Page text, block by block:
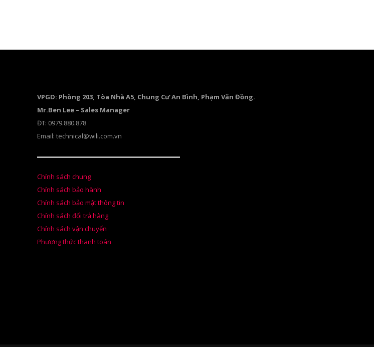
VPGD: Phòng 203, Tòa Nhà A5, Chung Cư An Bình, Phạm Văn Đồng.
Mr.Ben Lee – Sales Manager
ĐT: 0979.880.878
Email: technical@wili.com.vn
Chính sách chung
Chính sách bảo hành
Chính sách bảo mật thông tin
Chính sách đổi trả hàng
Chính sách vận chuyển
Phương thức thanh toán